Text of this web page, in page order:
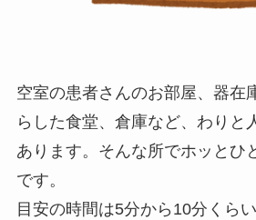
空室の患者さんのお部屋、器在
らした食堂、倉庫など、わりと
あります。そんな所でホッとひ
です。
目安の時間は5分から10分くら